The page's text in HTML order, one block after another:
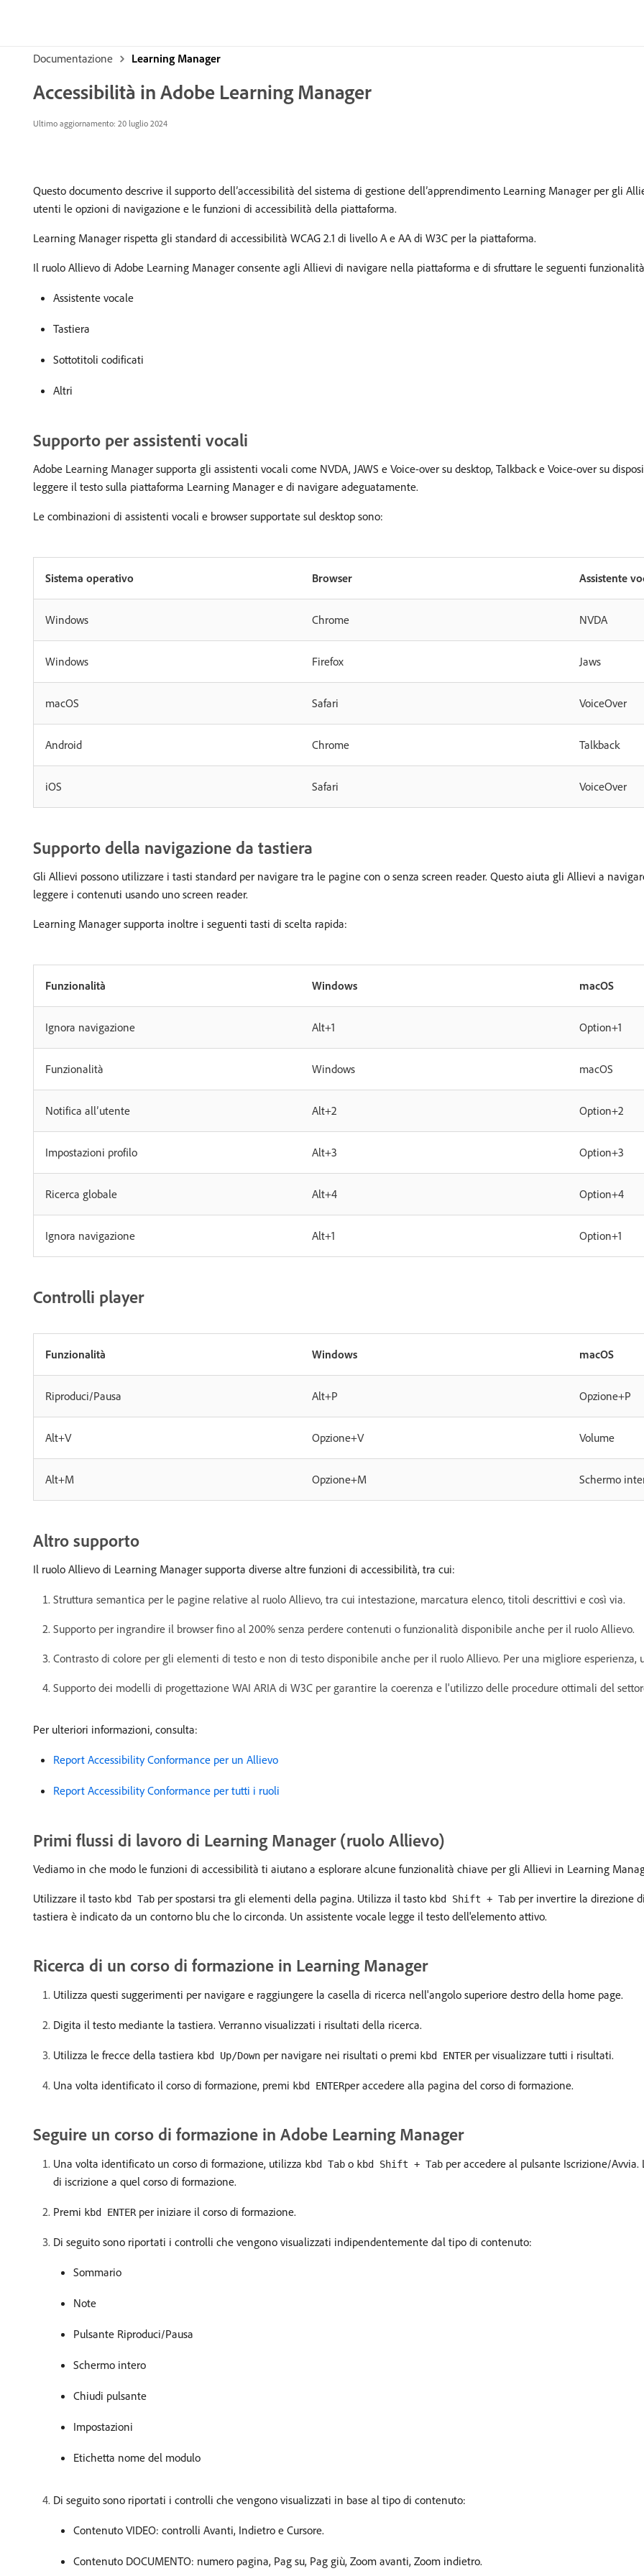
Documentazione Learning Manager
Accessibilità in Adobe Learning Manager
Ultimo aggiornamento: 20 luglio 2024
Questo documento descrive il supporto dell’accessibilità del sistema di gestione dell’apprendimento Learning Manager per gli
utenti le opzioni di navigazione e le funzioni di accessibilità della piattaforma.
Learning Manager rispetta gli standard di accessibilità WCAG 2.1 di livello A e AA di W3C per la piattaforma.
Il ruolo Allievo di Adobe Learning Manager consente agli Allievi di navigare nella piattaforma e di sfruttare le seguenti
Assistente vocale
Tastiera
Sottotitoli codificati
Altri
Supporto per assistenti vocali
Adobe Learning Manager supporta gli assistenti vocali come NVDA, JAWS e Voice-over su desktop, Talkback e Voice-over su
leggere il testo sulla piattaforma Learning Manager e di navigare adeguatamente.
Le combinazioni di assistenti vocali e browser supportate sul desktop sono:
Sistema operativo Browser Assistente
Windows Chrome NVDA
Windows Firefox Jaws
macOS Safari VoiceOver
Android Chrome Talkback
iOS Safari VoiceOver
Supporto della navigazione da tastiera
Gli Allievi possono utilizzare i tasti standard per navigare tra le pagine con o senza screen reader. Questo aiuta gli Allievi a
leggere i contenuti usando uno screen reader.
Learning Manager supporta inoltre i seguenti tasti di scelta rapida:
Funzionalità Windows macOS
Ignora navigazione Alt+1 Option+1
Funzionalità Windows macOS
Notifica all’utente Alt+2 Option+2
Impostazioni profilo Alt+3 Option+3
Ricerca globale Alt+4 Option+4
Ignora navigazione Alt+1 Option+1
Controlli player
Funzionalità Windows macOS
Riproduci/Pausa Alt+P Opzione+P
Alt+V Opzione+V Volume
Alt+M Opzione+M Schermo
Altro supporto
Il ruolo Allievo di Learning Manager supporta diverse altre funzioni di accessibilità, tra cui:
Struttura semantica per le pagine relative al ruolo Allievo, tra cui intestazione, marcatura elenco, titoli descrittivi e così via.
Supporto per ingrandire il browser fino al 200% senza perdere contenuti o funzionalità disponibile anche per il ruolo Allievo.
Contrasto di colore per gli elementi di testo e non di testo disponibile anche per il ruolo Allievo. Per una migliore
Supporto dei modelli di progettazione WAI ARIA di W3C per garantire la coerenza e l'utilizzo delle procedure ottimali del
Per ulteriori informazioni, consulta:
Report Accessibility Conformance per un Allievo
Report Accessibility Conformance per tutti i ruoli
Primi flussi di lavoro di Learning Manager (ruolo Allievo)
Vediamo in che modo le funzioni di accessibilità ti aiutano a esplorare alcune funzionalità chiave per gli Allievi in Learning
Utilizzare il tasto kbd Tab per spostarsi tra gli elementi della pagina. Utilizza il tasto kbd Shift + Tab per invertire la direzione
tastiera è indicato da un contorno blu che lo circonda. Un assistente vocale legge il testo dell'elemento attivo.
Ricerca di un corso di formazione in Learning Manager
Utilizza questi suggerimenti per navigare e raggiungere la casella di ricerca nell'angolo superiore destro della home page.
Digita il testo mediante la tastiera. Verranno visualizzati i risultati della ricerca.
Utilizza le frecce della tastiera kbd Up/Down per navigare nei risultati o premi kbd ENTERper visualizzare tutti i risultati.
Una volta identificato il corso di formazione, premi kbd ENTERper accedere alla pagina del corso di formazione.
Seguire un corso di formazione in Adobe Learning Manager
Una volta identificato un corso di formazione, utilizza kbd Tab o kbd Shift + Tab per accedere al pulsante Iscrizione/
di iscrizione a quel corso di formazione.
Premi kbd ENTERper iniziare il corso di formazione.
Di seguito sono riportati i controlli che vengono visualizzati indipendentemente dal tipo di contenuto:
Sommario
Note
Pulsante Riproduci/Pausa
Schermo intero
Chiudi pulsante
Impostazioni
Etichetta nome del modulo
Di seguito sono riportati i controlli che vengono visualizzati in base al tipo di contenuto:
Contenuto VIDEO: controlli Avanti, Indietro e Cursore.
Contenuto DOCUMENTO: numero pagina, Pag su, Pag giù, Zoom avanti, Zoom indietro.